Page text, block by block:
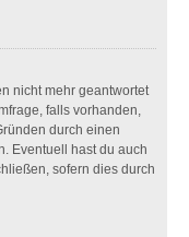
nicht mehr geantwortet
falls vorhanden,
durch einen
Eventuell hast du auch
sofern dies durch